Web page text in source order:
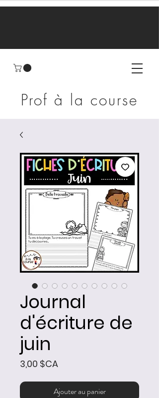
Prof à la course
Journal
d'écriture de
juin
3,00 $CAPrix
Ajouter au panier